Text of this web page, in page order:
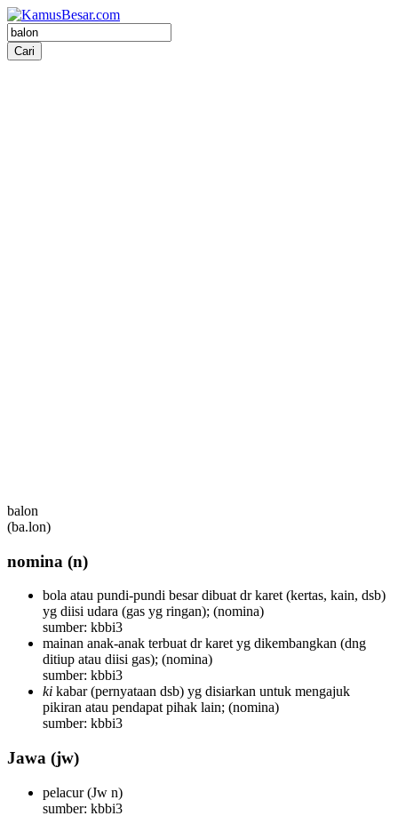
balon
(ba.lon)
nomina (n)
bola atau pundi-pundi besar dibuat dr karet (kertas, kain, dsb)
yg diisi udara (gas yg ringan); (nomina)
sumber: kbbi3
mainan anak-anak terbuat dr karet yg dikembangkan (dng
ditiup atau diisi gas); (nomina)
sumber: kbbi3
ki kabar (pernyataan dsb) yg disiarkan untuk mengajuk
pikiran atau pendapat pihak lain; (nomina)
sumber: kbbi3
Jawa (jw)
pelacur (Jw n)
sumber: kbbi3